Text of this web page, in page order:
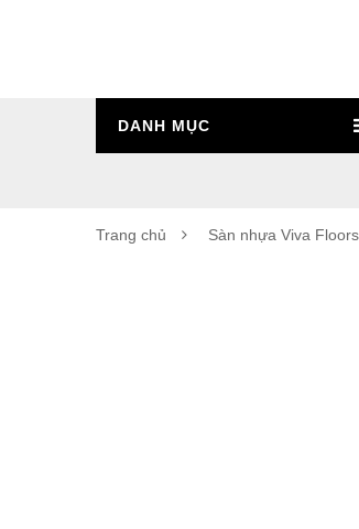
DANH MỤC
Trang chủ Sàn nhựa Viva Floors